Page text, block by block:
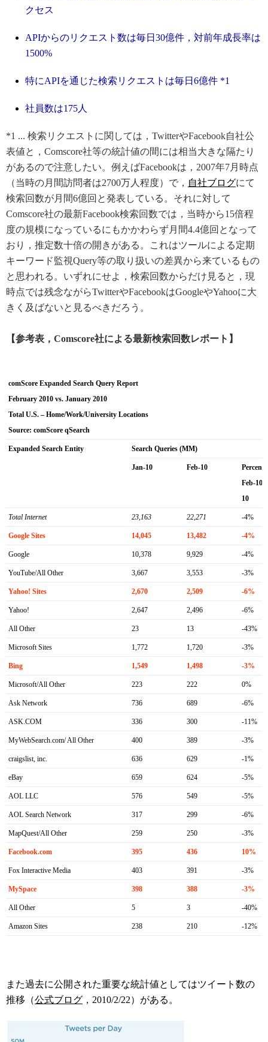
クセス
APIからのリクエスト数は毎日30億件，対前年成長率は
1500%
特にAPIを通じた検索リクエストは毎日6億件 *1
社員数は175人
*1 ... 検索リクエストに関しては，TwitterやFacebook自社公
表値と，Comscore社等の統計値の間には相当大きな隔たり
があるので注意したい。例えばFacebookは，2007年7月時点
（当時の月間訪問者は2700万人程度）で， 自社ブログにて
検索回数が月間6億回と発表している。それに対して
Comscore社の最新Facebook検索回数では，当時から15倍程
度の規模になっているにもかかわらず月間4.4億回となって
おり，推定数十倍の開きがある。これはツールによる定期
キーワード監視Query等の取り扱いの差異から来ているもの
と思われる。いずれにせよ，検索回数からだけ見ると，現
時点では残念ながらTwitterやFacebookはGoogleやYahooに大
きく及ばないと見るべきだろう。
【参考表，Comscore社による最新検索回数レポート】
comScore Expanded Search Query Report
February 2010 vs. January 2010
Total U.S. – Home/Work/University Locations
Source: comScore qSearch
Expanded Search Entity Search Queries (MM)
Jan-10 Feb-10
Percent
Feb-10
10
Total Internet 23,163 22,271 -4%
Google Sites 14,045 13,482 -4%
Google 10,378 9,929 -4%
YouTube/All Other 3,667 3,553 -3%
Yahoo! Sites 2,670 2,509 -6%
Yahoo! 2,647 2,496 -6%
All Other 23 13 -43%
Microsoft Sites 1,772 1,720 -3%
Bing 1,549 1,498 -3%
Microsoft/All Other 223 222 0%
Ask Network 736 689 -6%
ASK.COM 336 300 -11%
MyWebSearch.com/ All Other 400 389 -3%
craigslist, inc. 636 629 -1%
eBay 659 624 -5%
AOL LLC 576 549 -5%
AOL Search Network 317 299 -6%
MapQuest/All Other 259 250 -3%
Facebook.com 395 436 10%
Fox Interactive Media 403 391 -3%
MySpace 398 388 -3%
All Other 5 3 -40%
Amazon Sites 238 210 -12%
また過去に公開された重要な統計値としてはツイート数の
推移（公式ブログ ，2010/2/22）がある。